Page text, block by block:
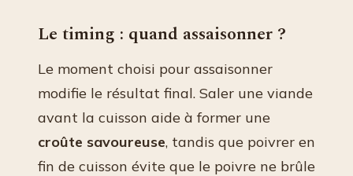
Le timing : quand assaisonner ?
Le moment choisi pour assaisonner
modifie le résultat final. Saler une viande
avant la cuisson aide à former une
croûte savoureuse, tandis que poivrer en
fin de cuisson évite que le poivre ne brûle